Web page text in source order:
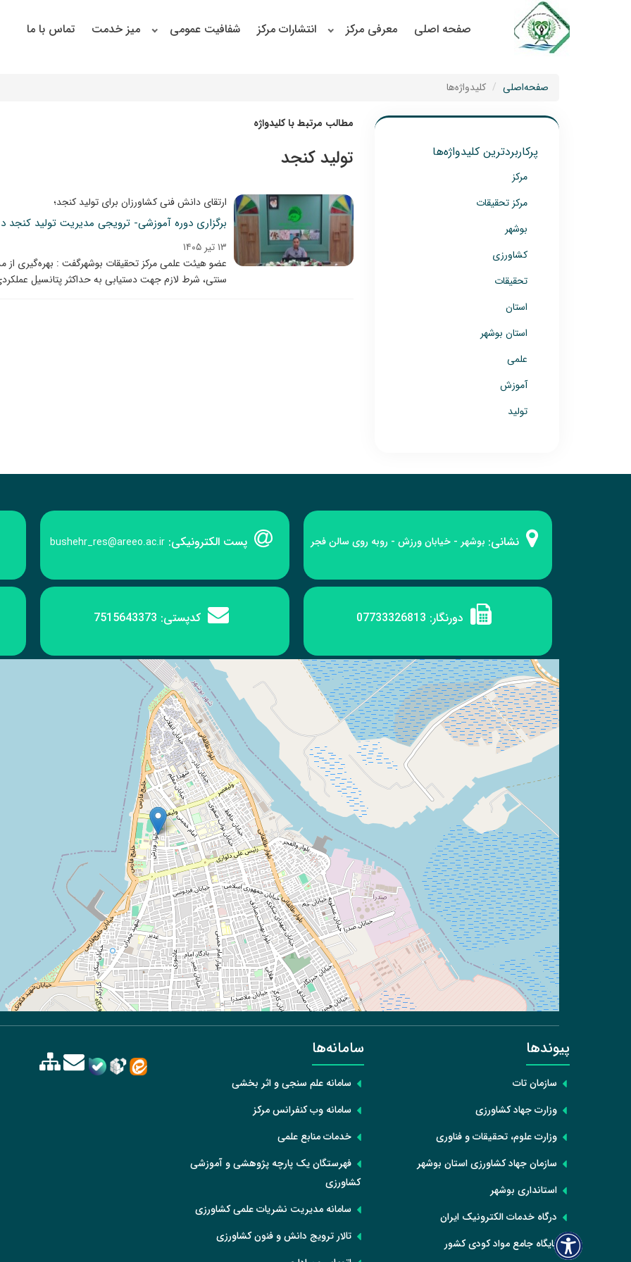
صفحه اصلی معرفی مرکز انتشارات مرکز شفافیت عمومی میز خدمت تماس با ما
صفحه‌اصلی کلیدواژه‌ها
مطالب مرتبط با کلیدواژه
تولید کنجد
ارتقای دانش فنی کشاورزان برای تولید کنجد؛
برگزاری دوره آموزشی- ترویجی مدیریت تولید کنجد
۱۳ تیر ۱۴۰۵
عضو هیئت علمی مرکز تحقیقات بوشهرگفت : بهره‌گیری
سنتی، شرط لازم جهت دستیابی به حداکثر پتانسیل
پرکاربردترین کلیدواژه‌ها
مرکز
مرکز تحقیقات
بوشهر
کشاورزی
تحقیقات
استان
استان بوشهر
علمی
آموزش
تولید
نشانی: بوشهر - خیابان ورزش - روبه‌ روی سالن فجر پست الکترونیکی:bushehr_res@areeo.ac.ir
دورنگار: 07733326813 کدپستی: 7515643373
پیوند‌ها
سازمان تات
وزارت جهاد کشاورزی
وزارت علوم، تحقیقات و فناوری
سازمان جهاد کشاورزی استان بوشهر
استانداری بوشهر
درگاه خدمات الکترونیک ایران
پایگاه جامع مواد کودی کشور
سامانه‌ها
سامانه علم سنجی و اثر بخشی
سامانه وب کنفرانس مرکز
خدمات منابع علمی
فهرستگان یک پارچه پژوهشی و آموزشی
کشاورزی
سامانه مدیریت نشریات علمی کشاورزی
تالار ترویج دانش و فنون کشاورزی